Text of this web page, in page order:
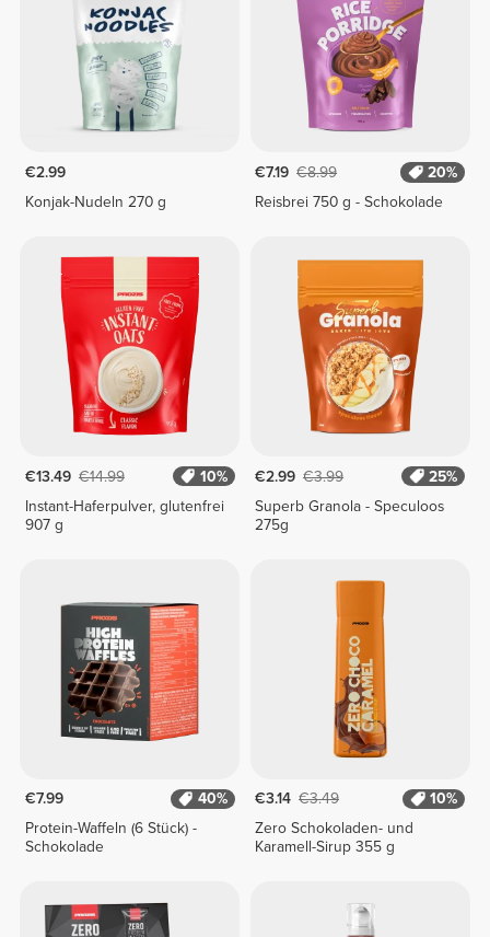
€2.99
Konjak-Nudeln 270 g
€7.19 €8.99
20%
Reisbrei 750 g - Schokolade
€13.49 €14.99
10%
Instant-Haferpulver, glutenfrei
907 g
€2.99 €3.99
25%
Superb Granola - Speculoos
275g
€7.99
40%
Protein-Waffeln (6 Stück) -
Schokolade
€3.14 €3.49
10%
Zero Schokoladen- und
Karamell-Sirup 355 g